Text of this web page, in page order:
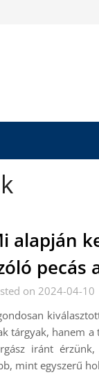
alapján
pecás
on 2024-04-10
tárgyak, hanem
iránt
mint egyszerű